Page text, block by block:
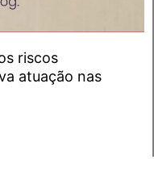
riscos
atuação nas